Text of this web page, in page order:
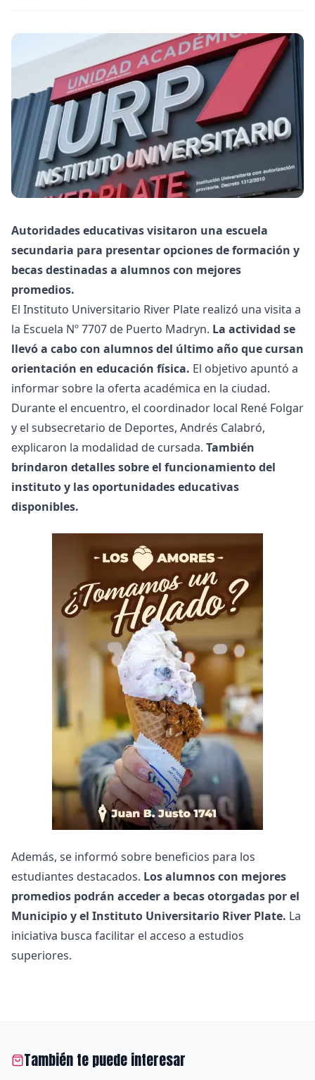
Autoridades educativas visitaron una escuela
secundaria para presentar opciones de formación y
becas destinadas a alumnos con mejores
promedios.
El Instituto Universitario River Plate realizó una visita a
la Escuela Nº 7707 de Puerto Madryn. La actividad se
llevó a cabo con alumnos del último año que cursan
orientación en educación física. El objetivo apuntó a
informar sobre la oferta académica en la ciudad.
Durante el encuentro, el coordinador local René Folgar
y el subsecretario de Deportes, Andrés Calabró,
explicaron la modalidad de cursada. También
brindaron detalles sobre el funcionamiento del
instituto y las oportunidades educativas
disponibles.
Además, se informó sobre beneficios para los
estudiantes destacados. Los alumnos con mejores
promedios podrán acceder a becas otorgadas por el
Municipio y el Instituto Universitario River Plate. La
iniciativa busca facilitar el acceso a estudios
superiores.
También te puede interesar